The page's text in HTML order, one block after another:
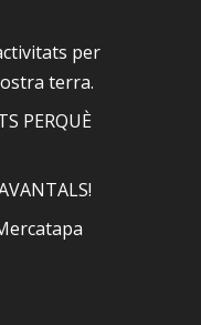
per
terra.
PERQUÈ